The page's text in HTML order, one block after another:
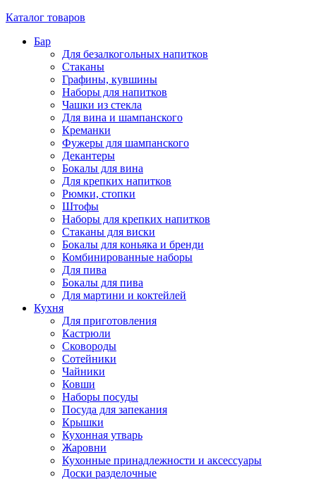
Каталог товаров
Бар
Для безалкогольных напитков
Стаканы
Графины, кувшины
Наборы для напитков
Чашки из стекла
Для вина и шампанского
Креманки
Фужеры для шампанского
Декантеры
Бокалы для вина
Для крепких напитков
Рюмки, стопки
Штофы
Наборы для крепких напитков
Стаканы для виски
Бокалы для коньяка и бренди
Комбинированные наборы
Для пива
Бокалы для пива
Для мартини и коктейлей
Кухня
Для приготовления
Кастрюли
Сковороды
Сотейники
Чайники
Ковши
Наборы посуды
Посуда для запекания
Крышки
Кухонная утварь
Жаровни
Кухонные принадлежности и аксессуары
Доски разделочные